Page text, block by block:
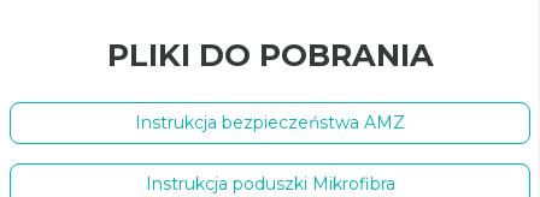
PLIKI DO POBRANIA
Instrukcja bezpieczeństwa AMZ
Instrukcja poduszki Mikrofibra